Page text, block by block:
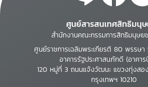
ศูนย์สารสนเทศสิทธิมนุ
สำนักงานคณะกรรมการสิทธิมนุษย
ศูนย์ราชการเฉลิมพระเกียรติ 80 พรรษ
อาคารรัฐประศาสนภักดี (อาคา
120 หมู่ที่ 3 ถนนแจ้งวัฒนะ แขวงทุ่งสอ
กรุงเทพฯ 10210